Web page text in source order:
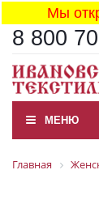
Мы
8 800
МЕНЮ
Главная